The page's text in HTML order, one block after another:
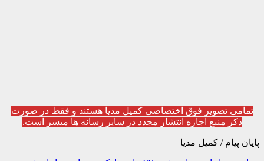
تمامی تصویر فوق اختصاصی کمیل مدیا هستند و فقط در صورت
ذکر منبع اجازه انتشار مجدد در سایر رسانه ها میسر است.
پایان پیام / کمیل مدیا